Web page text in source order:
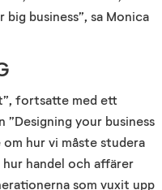
big business”, sa Monica
fortsatte med ett
your business
hur vi måste studera
handel och affärer
som vuxit upp